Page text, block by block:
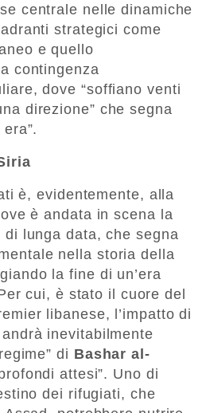
centrale nelle dinamiche
strategici come
e quello
contingenza
dove “soffiano venti
direzione” che segna
è, evidentemente, alla
è andata in scena la
lunga data, che segna
nella storia della
la fine di un’era
cui, è stato il cuore del
libanese, l’impatto di
inevitabilmente
di Bashar al-
attesi”. Uno di
dei rifugiati, che